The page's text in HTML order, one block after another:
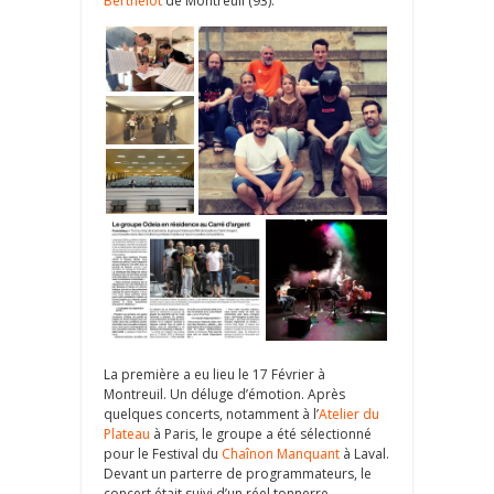
La première a eu lieu le 17 Février à
Montreuil. Un déluge d’émotion. Après
quelques concerts, notamment à l’Atelier du
Plateau à Paris, le groupe a été sélectionné
pour le Festival du Chaînon Manquant à Laval.
Devant un parterre de programmateurs, le